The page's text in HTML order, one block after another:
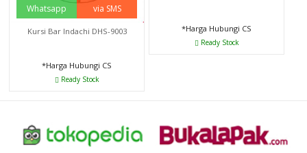
Whatsapp via SMS
Kursi Bar Indachi DHS-9003
*Harga Hubungi CS
Ready Stock
*Harga Hubungi CS
Ready Stock